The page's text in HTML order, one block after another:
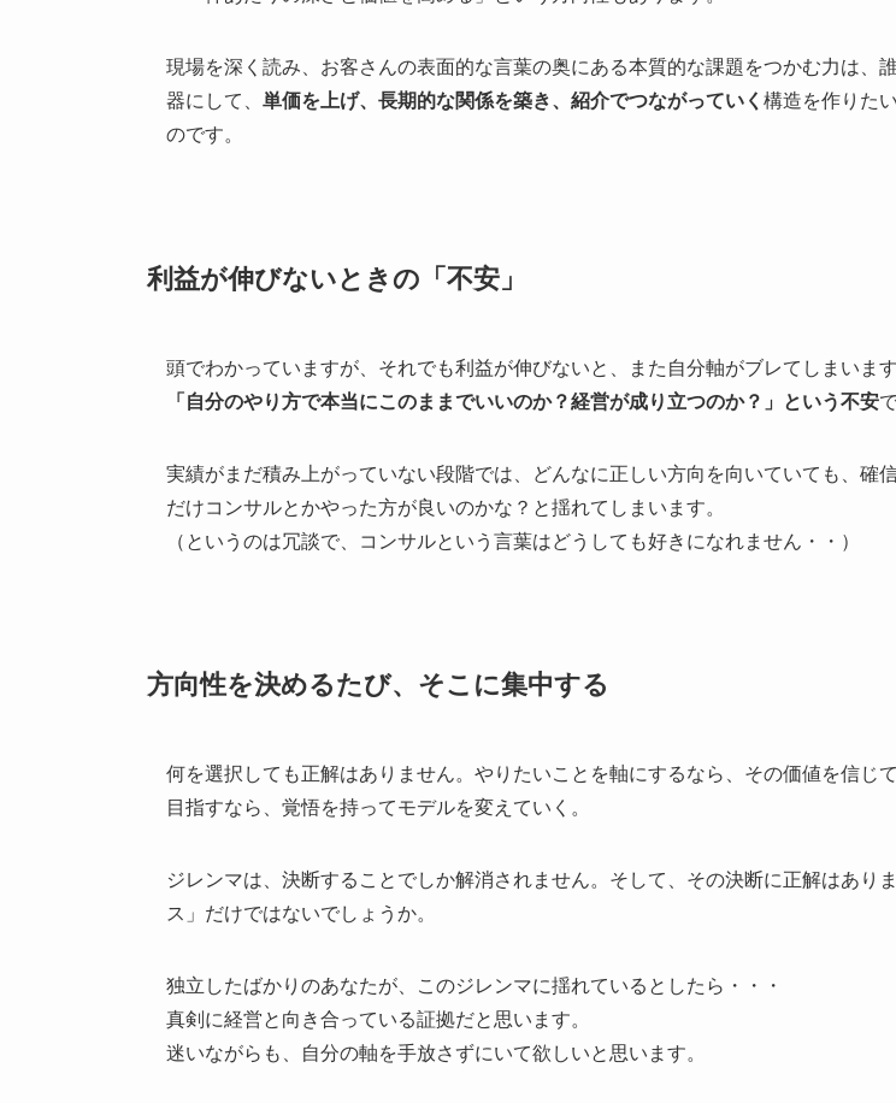
現場を深く読み、お客さんの表面的な言葉の奥にある本質的な課題をつかむ力は、
器にして、 単価を上げ、長期的な関係を築き、紹介でつながっていく 構造を作りた
のです。
利益が伸びないときの「不安」
頭でわかっていますが、それでも利益が伸びないと、また自分軸がブレてしまいま
「自分のやり方で本当にこのままでいいのか？経営が成り立つのか？」という不安
実績がまだ積み上がっていない段階では、どんなに正しい方向を向いていても、確
だけコンサルとかやった方が良いのかな？と揺れてしまいます。
（というのは冗談で、コンサルという言葉はどうしても好きになれません・・）
方向性を決めるたび、そこに集中する
何を選択しても正解はありません。やりたいことを軸にするなら、その価値を信じ
目指すなら、覚悟を持ってモデルを変えていく。
ジレンマは、決断することでしか解消されません。そして、その決断に正解はあり
ス」だけではないでしょうか。
独立したばかりのあなたが、このジレンマに揺れているとしたら・・・
真剣に経営と向き合っている証拠だと思います。
迷いながらも、自分の軸を手放さずにいて欲しいと思います。